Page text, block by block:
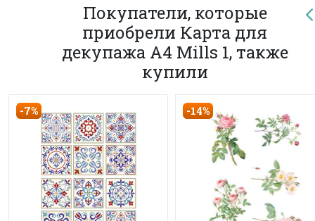
Покупатели, которые
приобрели Карта для
декупажа А4 Mills 1, также
купили
-7% -14%